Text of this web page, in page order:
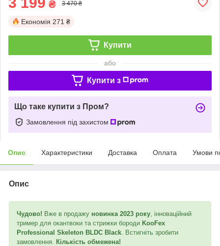
₴ 3 470 ₴
Економія 271 ₴
Купити
або
Купити з
Що таке купити з Пром?
Замовлення під захистом
Опис Характеристики Доставка Оплата Умови
Опис
Чудово! Вже в продажу новинка 2023 року , інноваційний
тример для окантвоки та стрижки бороди KooFex
Professional Skeleton BLDC Black . Встигніть зробити
замовлення.
Кількість обмежена!